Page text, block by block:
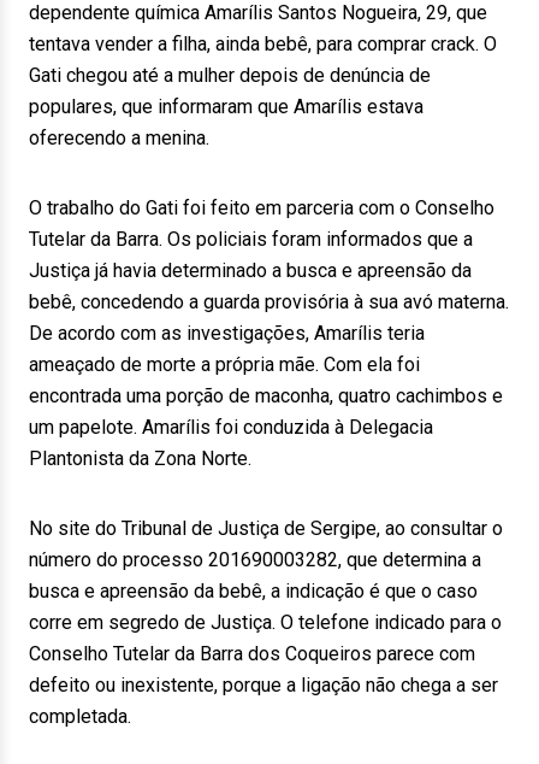
dependente química Amarílis Santos Nogueira, 29, que
tentava vender a filha, ainda bebê, para comprar crack. O
Gati chegou até a mulher depois de denúncia de
populares, que informaram que Amarílis estava
oferecendo a menina.
O trabalho do Gati foi feito em parceria com o Conselho
Tutelar da Barra. Os policiais foram informados que a
Justiça já havia determinado a busca e apreensão da
bebê, concedendo a guarda provisória à sua avó materna.
De acordo com as investigações, Amarílis teria
ameaçado de morte a própria mãe. Com ela foi
encontrada uma porção de maconha, quatro cachimbos e
um papelote. Amarílis foi conduzida à Delegacia
Plantonista da Zona Norte.
No site do Tribunal de Justiça de Sergipe, ao consultar o
número do processo 201690003282, que determina a
busca e apreensão da bebê, a indicação é que o caso
corre em segredo de Justiça. O telefone indicado para o
Conselho Tutelar da Barra dos Coqueiros parece com
defeito ou inexistente, porque a ligação não chega a ser
completada.